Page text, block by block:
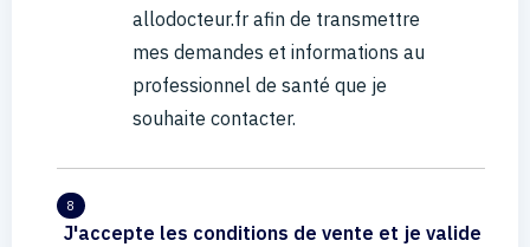
allodocteur.fr afin de transmettre
mes demandes et informations au
professionnel de santé que je
souhaite contacter.
8
J'accepte les conditions de vente et je valide